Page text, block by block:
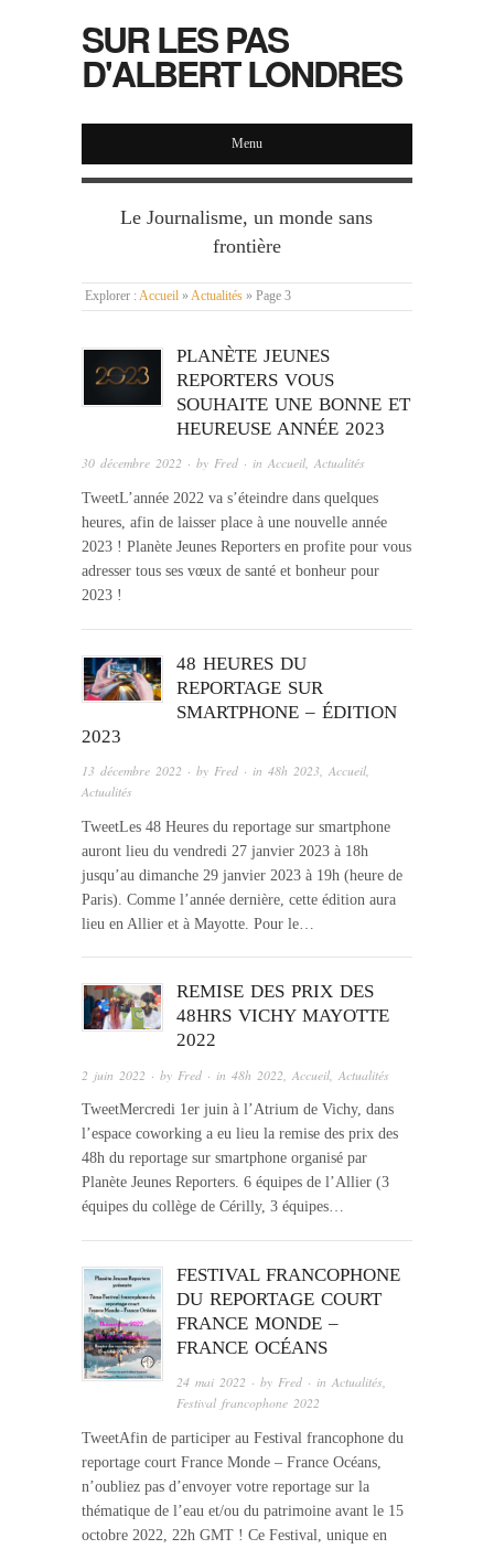
SUR LES PAS
D'ALBERT LONDRES
Menu
Le Journalisme, un monde sans
frontière
Explorer : Accueil »Actualités » Page 3
PLANÈTE JEUNES
REPORTERS VOUS
SOUHAITE UNE BONNE ET
HEUREUSE ANNÉE 2023
30 décembre 2022 · by Fred · in Accueil, Actualités
TweetL’année 2022 va s’éteindre dans quelques
heures, afin de laisser place à une nouvelle année
2023 ! Planète Jeunes Reporters en profite pour vous
adresser tous ses vœux de santé et bonheur pour
2023 !
48 HEURES DU
REPORTAGE SUR
SMARTPHONE – ÉDITION
2023
13 décembre 2022 · by Fred · in 48h 2023 Accueil
Actualités
TweetLes 48 Heures du reportage sur smartphone
auront lieu du vendredi 27 janvier 2023 à 18h
jusqu’au dimanche 29 janvier 2023 à 19h (heure de
Paris). Comme l’année dernière, cette édition aura
lieu en Allier et à Mayotte. Pour le…
REMISE DES PRIX DES
48HRS VICHY MAYOTTE
2022
2 juin 2022 · by Fred · in 48h 2022 Accueil Actualités
TweetMercredi 1er juin à l’Atrium de Vichy, dans
l’espace coworking a eu lieu la remise des prix des
48h du reportage sur smartphone organisé par
Planète Jeunes Reporters. 6 équipes de l’Allier (3
équipes du collège de Cérilly, 3 équipes…
FESTIVAL FRANCOPHONE
DU REPORTAGE COURT
FRANCE MONDE –
FRANCE OCÉANS
24 mai 2022 · byFred · inActualités,
Festival francophone 2022
TweetAfin de participer au Festival francophone du
reportage court France Monde – France Océans,
n’oubliez pas d’envoyer votre reportage sur la
thématique de l’eau et/ou du patrimoine avant le 15
octobre 2022, 22h GMT ! Ce Festival, unique en